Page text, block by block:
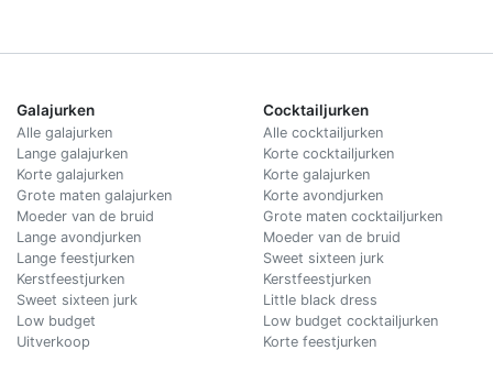
Galajurken
Alle galajurken
Lange galajurken
Korte galajurken
Grote maten galajurken
Moeder van de bruid
Lange avondjurken
Lange feestjurken
Kerstfeestjurken
Sweet sixteen jurk
Low budget
Uitverkoop
Cocktailjurken
Alle cocktailjurken
Korte cocktailjurken
Korte galajurken
Korte avondjurken
Grote maten cocktailjurken
Moeder van de bruid
Sweet sixteen jurk
Kerstfeestjurken
Little black dress
Low budget cocktailjurken
Korte feestjurken